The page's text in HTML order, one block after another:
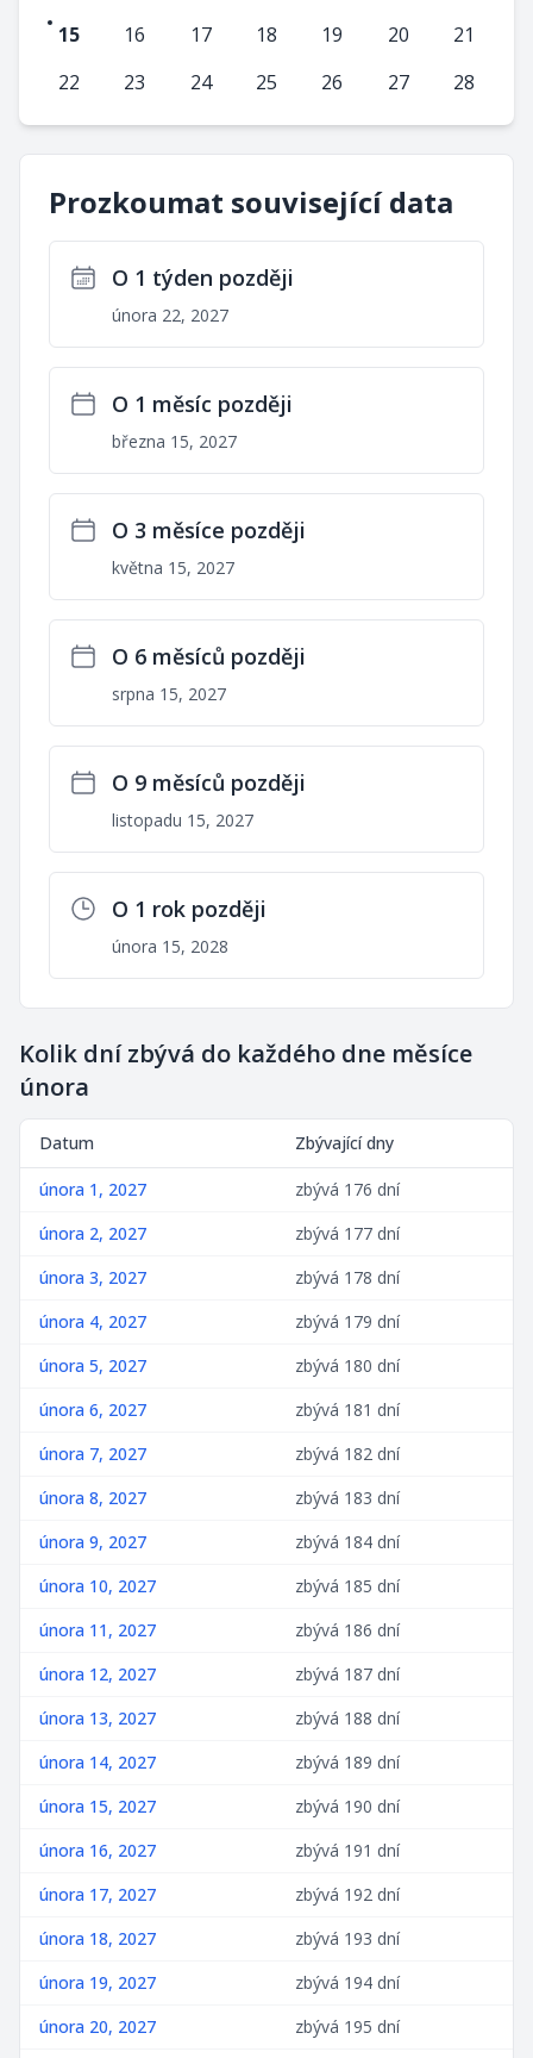
15 16 17 18 19 20
21
22
23 24 25 26 27 28
Prozkoumat související data
O 1 týden později
února 22, 2027
O 1 měsíc později
března 15, 2027
O 3 měsíce později
května 15, 2027
O 6 měsíců později
srpna 15, 2027
O 9 měsíců později
listopadu 15, 2027
O 1 rok později
února 15, 2028
Kolik dní zbývá do každého dne měsíce
února
Datum Zbývající dny
února 1, 2027
zbývá 176 dní
února 2, 2027
zbývá 177 dní
února 3, 2027
zbývá 178 dní
února 4, 2027
zbývá 179 dní
února 5, 2027
zbývá 180 dní
února 6, 2027
zbývá 181 dní
února 7, 2027
zbývá 182 dní
února 8, 2027
zbývá 183 dní
února 9, 2027
zbývá 184 dní
února 10, 2027
zbývá 185 dní
února 11, 2027
zbývá 186 dní
února 12, 2027
zbývá 187 dní
února 13, 2027
zbývá 188 dní
února 14, 2027
zbývá 189 dní
února 15, 2027
zbývá 190 dní
února 16, 2027
zbývá 191 dní
února 17, 2027
zbývá 192 dní
února 18, 2027
zbývá 193 dní
února 19, 2027
zbývá 194 dní
února 20, 2027
zbývá 195 dní